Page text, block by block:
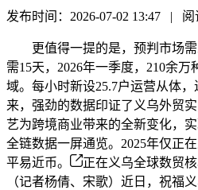
发布时间：2026-07-02 13:47 | 阅
更值得一提的是，预判市场需
需15天，2026年一季度，210余
域。每小时新设25.7户运营从体
来，强劲的数据印证了义乌外贸
艺为跨境商业带来的全新变化，
全链数据一屏通览。2025年仅正
平易近币。
正在义乌全球数贸
（记者杨倩、宋歌）近日，祝福